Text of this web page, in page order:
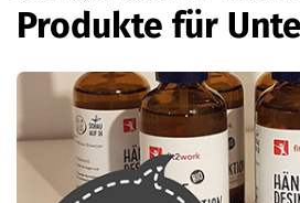
Produkte für